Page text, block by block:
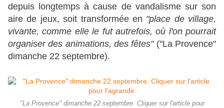
depuis longtemps à cause de vandalisme sur son
aire de jeux, soit transformée en "place de village,
vivante, comme elle le fut autrefois, où l'on pourrait
organiser des animations, des fêtes"("La Provence"
dimanche 22 septembre).
"La Provence" dimanche 22 septembre. Cliquer sur l'article pour